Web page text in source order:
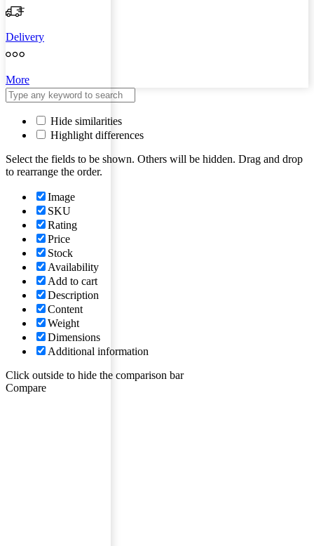
Delivery
More
Hide similarities
Highlight differences
Select the fields to be shown. Others will be hidden. Drag and drop
to rearrange the order.
Image
SKU
Rating
Price
Stock
Availability
Add to cart
Description
Content
Weight
Dimensions
Additional information
Click outside to hide the comparison bar
Compare